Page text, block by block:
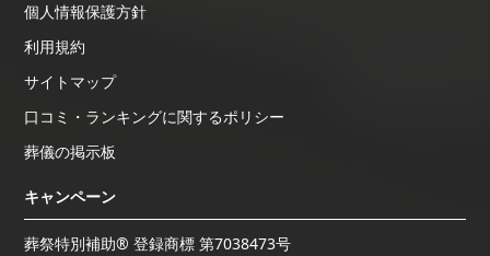
個人情報保護方針
利用規約
サイトマップ
口コミ・ランキングに関するポリシー
葬儀の掲示板
キャンペーン
葬祭特別補助® 登録商標 第7038473号